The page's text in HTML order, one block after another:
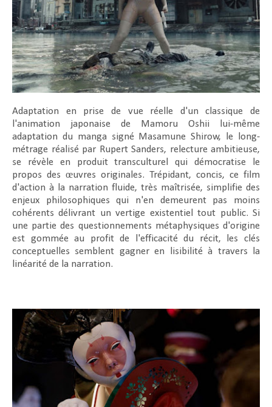
Adaptation en prise de vue réelle d'un classique de
l'animation japonaise de Mamoru Oshii lui-même
adaptation du manga signé Masamune Shirow, le long-
métrage réalisé par Rupert Sanders, relecture ambitieuse,
se révèle en produit transculturel qui démocratise le
propos des œuvres originales. Trépidant, concis, ce film
d'action à la narration fluide, très maîtrisée, simplifie des
enjeux philosophiques qui n'en demeurent pas moins
cohérents délivrant un vertige existentiel tout public. Si
une partie des questionnements métaphysiques d'origine
est gommée au profit de l'efficacité du récit, les clés
conceptuelles semblent gagner en lisibilité à travers la
linéarité de la narration.